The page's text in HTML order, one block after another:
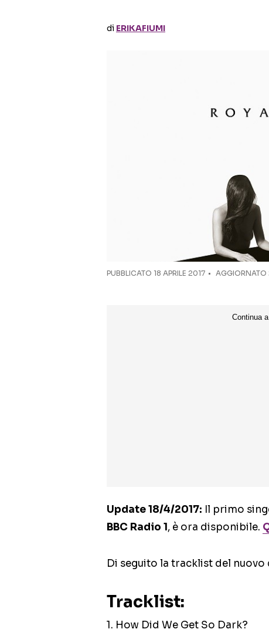
di ERIKAFIUMI
PUBBLICATO 18 APRILE 2017
Update 18/4/2017: Il primo
BBC Radio 1, è ora disponibile.
Di seguito la tracklist del nuovo
Tracklist:
1. How Did We Get So Dark?